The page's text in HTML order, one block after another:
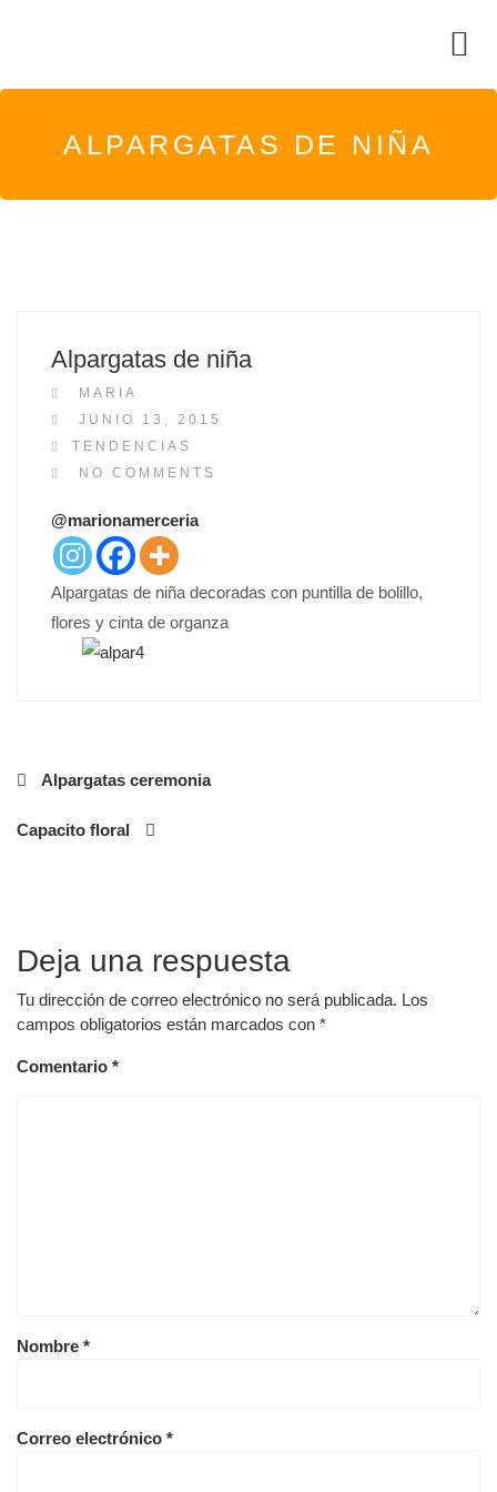
ALPARGATAS DE NIÑA
Alpargatas de niña
MARIA
P
O
S
E
D
O
JUNIO 13, 2015
TENDENCIAS
NO COMMENTS
@marionamerceria
Alpargatas de niña decoradas con puntilla de bolillo,
flores y cinta de organza
Navegación
de
Alpargatas ceremonia
Capacito floral
Deja una respuesta
Tu dirección de correo electrónico no será publicada. Los
campos obligatorios están marcados con *
Comentario *
Nombre *
Correo electrónico *